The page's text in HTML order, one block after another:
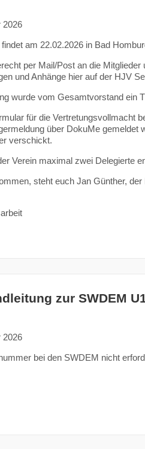
2026
am 22.02.2026 in Bad
per Mail/Post an die Mitglieder
und Anhänge hier auf der HJV
wurde vom Gesamtvorstand ein
für die Vertretungsvollmacht
über DokuMe
verschickt.
Verein maximal zwei Delegierte
steht euch Jan Günther,
zur SWDEM
2026
bei den SWDEM nicht